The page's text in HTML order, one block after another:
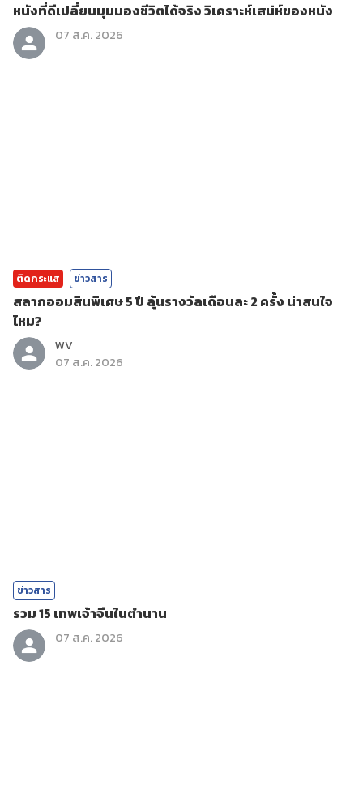
หนังที่ดีเปลี่ยนมุมมองชีวิตได้จริง วิเคราะห์เสน่ห์ของหนัง
07 ส.ค. 2026
ติดกระแส ข่าวสาร
สลากออมสินพิเศษ 5 ปี ลุ้นรางวัลเดือนละ 2 ครั้ง น่าสนใจ
ไหม?
WV
07 ส.ค. 2026
ข่าวสาร
รวม 15 เทพเจ้าจีนในตำนาน
07 ส.ค. 2026